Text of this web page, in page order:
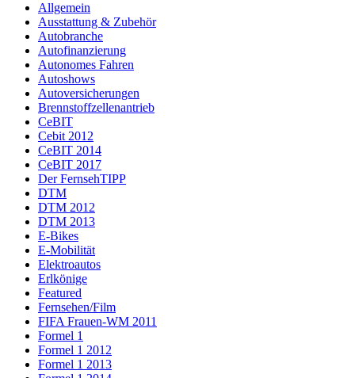
Allgemein
Ausstattung & Zubehör
Autobranche
Autofinanzierung
Autonomes Fahren
Autoshows
Autoversicherungen
Brennstoffzellenantrieb
CeBIT
Cebit 2012
CeBIT 2014
CeBIT 2017
Der FernsehTIPP
DTM
DTM 2012
DTM 2013
E-Bikes
E-Mobilität
Elektroautos
Erlkönige
Featured
Fernsehen/Film
FIFA Frauen-WM 2011
Formel 1
Formel 1 2012
Formel 1 2013